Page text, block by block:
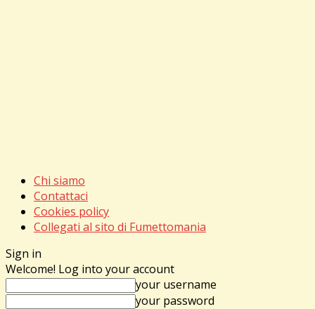
Chi siamo
Contattaci
Cookies policy
Collegati al sito di Fumettomania
Sign in
Welcome! Log into your account
your username
your password